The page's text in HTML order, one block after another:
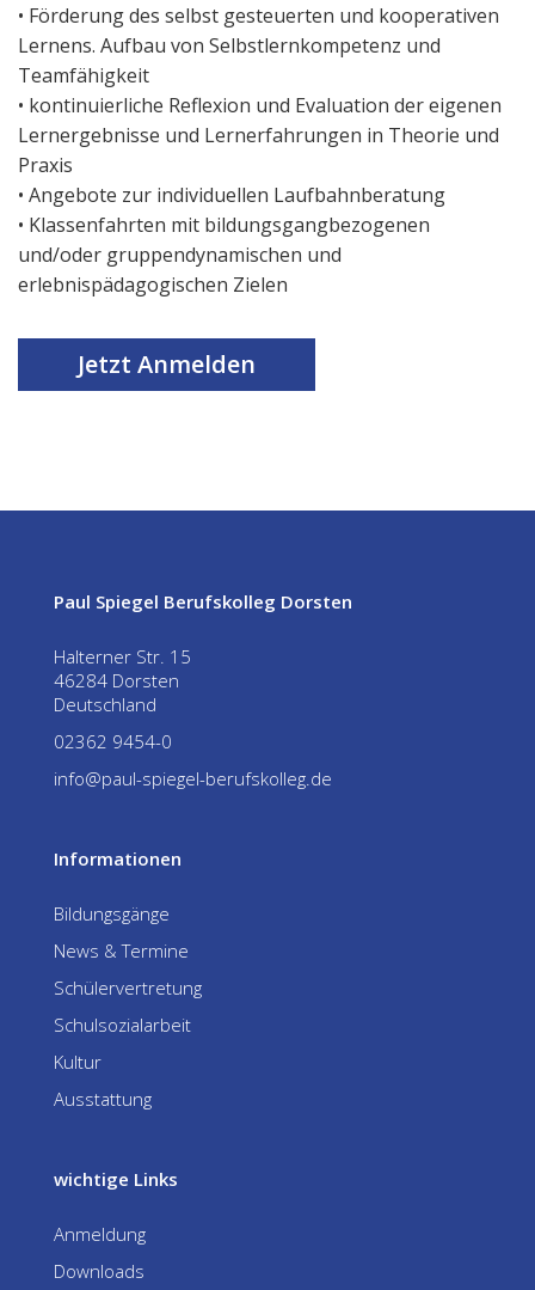
• Förderung des selbst gesteuerten und kooperativen
Lernens. Aufbau von Selbstlernkompetenz und
Teamfähigkeit
• kontinuierliche Reflexion und Evaluation der eigenen
Lernergebnisse und Lernerfahrungen in Theorie und
Praxis
• Angebote zur individuellen Laufbahnberatung
• Klassenfahrten mit bildungsgangbezogenen
und/oder gruppendynamischen und
erlebnispädagogischen Zielen
Jetzt Anmelden
Paul Spiegel Berufskolleg Dorsten
Halterner Str. 15
46284 Dorsten
Deutschland
02362 9454-0
info@paul-spiegel-berufskolleg.de
Informationen
Bildungsgänge
News & Termine
Schülervertretung
Schulsozialarbeit
Kultur
Ausstattung
wichtige Links
Anmeldung
Downloads